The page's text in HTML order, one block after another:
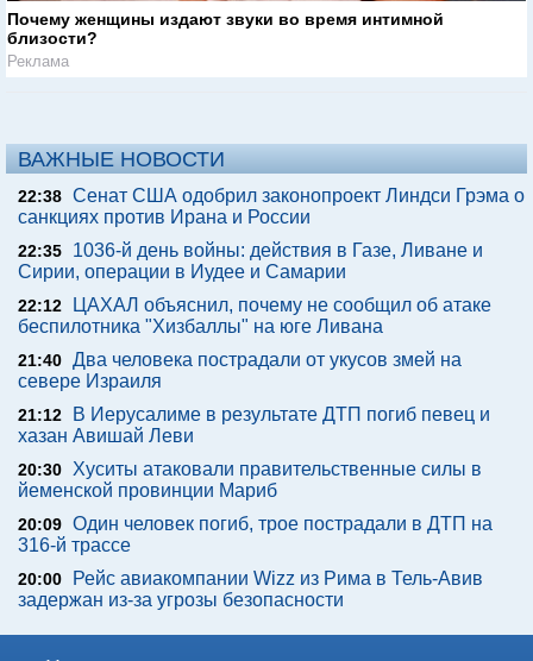
Почему женщины издают звуки во время интимной
близости?
Реклама
ВАЖНЫЕ НОВОСТИ
22:38 Сенат США одобрил законопроект Линдси Грэма о
санкциях против Ирана и России
22:35
1036-й день войны: действия в Газе, Ливане и
Сирии, операции в Иудее и Самарии
22:12
ЦАХАЛ объяснил, почему не сообщил об атаке
беспилотника "Хизбаллы" на юге Ливана
21:40 Два человека пострадали от укусов змей на
севере Израиля
21:12
В Иерусалиме в результате ДТП погиб певец и
хазан Авишай Леви
20:30 Хуситы атаковали правительственные силы в
йеменской провинции Мариб
20:09 Один человек погиб, трое пострадали в ДТП на
316-й трассе
20:00
Рейс авиакомпании Wizz из Рима в Тель-Авив
задержан из-за угрозы безопасности